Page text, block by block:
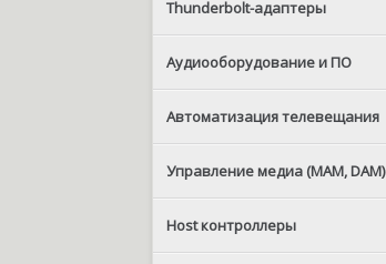
Thunderbolt-адаптеры
Аудиооборудование и ПО
Автоматизация телевещания
Управление медиа (MAM, DAM)
Host контроллеры